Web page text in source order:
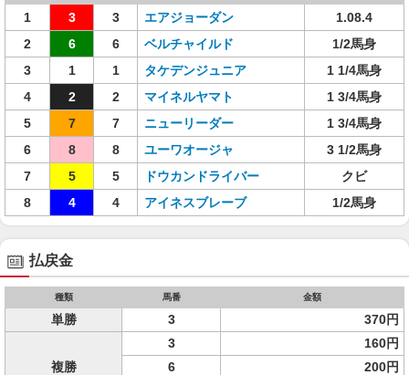
1 3 3 エアジョーダン
1.08.4
2
6 6 ベルチャイルド
1/2馬身
3
1 1 タケデンジュニア
1 1/4馬身
4
2 2 マイネルヤマト
1 3/4馬身
5
7 7 ニューリーダー
1 3/4馬身
6
8 8 ユーワオージャ
3 1/2馬身
7
5 5 ドウカンドライバー
クビ
8
4 4 アイネスブレーブ 1/2馬身
払戻金
種類 馬番 金額
単勝 3 370円
複勝
3
160円
6
200円